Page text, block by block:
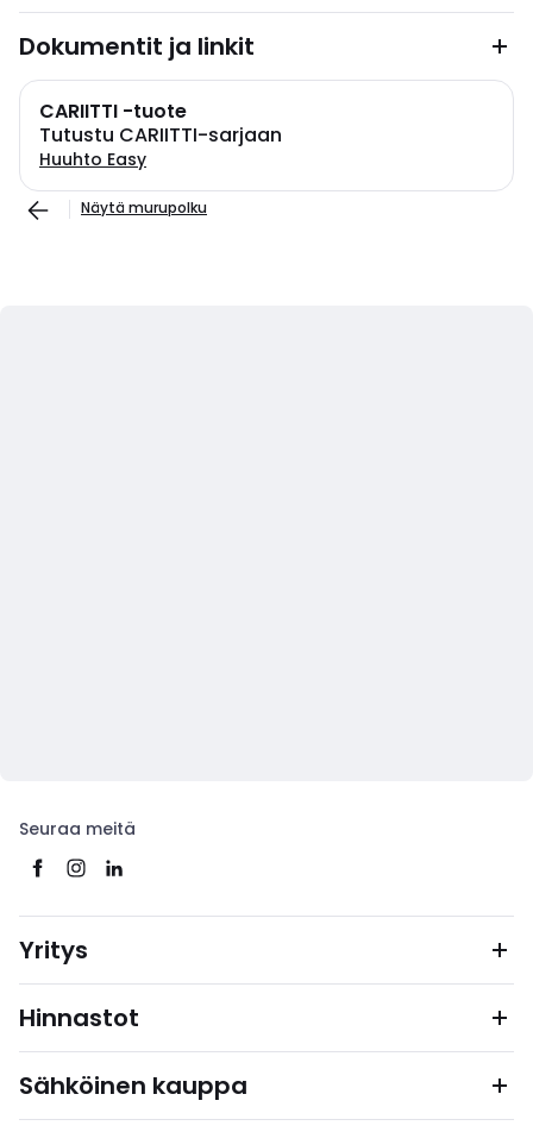
Dokumentit ja linkit
CARIITTI -tuote
Tutustu CARIITTI-sarjaan
Huuhto Easy
Näytä murupolku
Seuraa meitä
Yritys
Hinnastot
Sähköinen kauppa